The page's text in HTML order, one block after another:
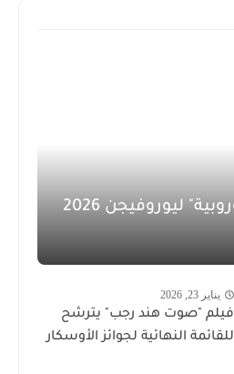
إلغاء "الجولة الأوروبية" ليوروفيجن 2026
يناير 23, 2026
فيلم "صوت هند رجب" يترشح
للقائمة النهائية لجوائز الأوسكار